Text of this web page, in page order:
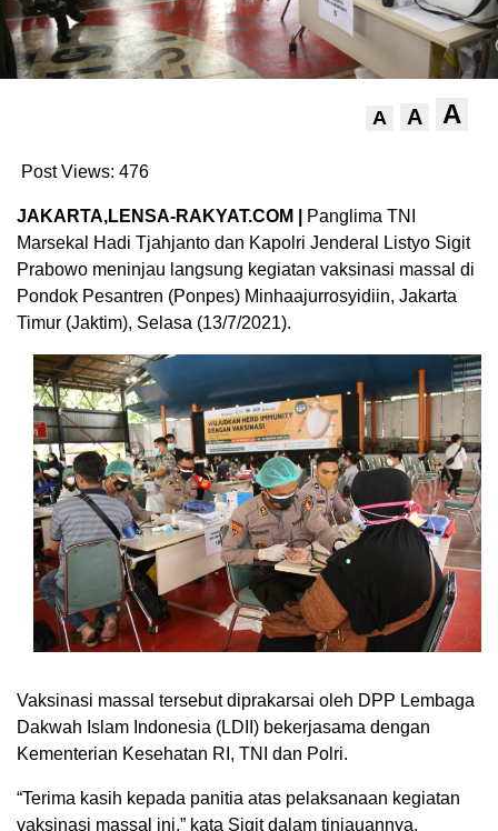
A A A
Post Views: 476
JAKARTA,LENSA-RAKYAT.COM |
Panglima TNI
Marsekal Hadi Tjahjanto dan Kapolri Jenderal Listyo Sigit
Prabowo meninjau langsung kegiatan vaksinasi massal di
Pondok Pesantren (Ponpes) Minhaajurrosyidiin, Jakarta
Timur (Jaktim), Selasa (13/7/2021).
Vaksinasi massal tersebut diprakarsai oleh DPP Lembaga
Dakwah Islam Indonesia (LDII) bekerjasama dengan
Kementerian Kesehatan RI, TNI dan Polri.
“Terima kasih kepada panitia atas pelaksanaan kegiatan
vaksinasi massal ini,” kata Sigit dalam tinjauannya.